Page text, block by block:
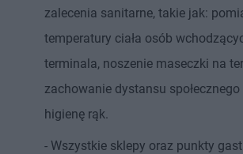
zalecenia sanitarne, takie jak:
temperatury ciała osób
terminala, noszenie maseczki na
zachowanie dystansu
higienę rąk.
- Wszystkie sklepy oraz punkty